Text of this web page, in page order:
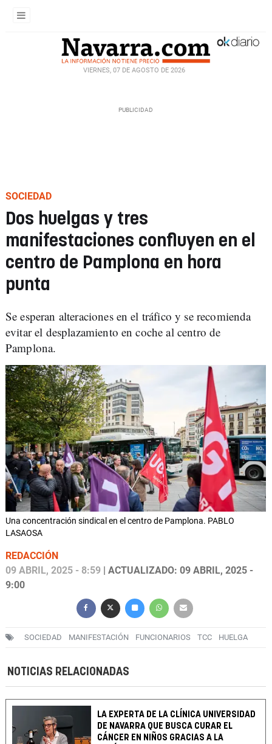
VIERNES, 07 DE AGOSTO DE 2026
SOCIEDAD
Dos huelgas y tres
manifestaciones confluyen en el
centro de Pamplona en hora
punta
Se esperan alteraciones en el tráfico y se recomienda
evitar el desplazamiento en coche al centro de
Pamplona.
Una concentración sindical en el centro de Pamplona. PABLO
LASAOSA
REDACCIÓN
09 ABRIL, 2025 - 8:59 | ACTUALIZADO: 09 ABRIL, 2025 -
9:00
SOCIEDAD MANIFESTACIÓN FUNCIONARIOS TCC HUELGA
NOTICIAS RELACIONADAS
LA EXPERTA DE LA CLÍNICA UNIVERSIDAD
DE NAVARRA QUE BUSCA CURAR EL
CÁNCER EN NIÑOS GRACIAS A LA